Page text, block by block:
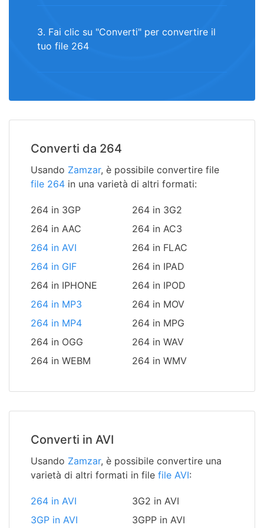
3. Fai clic su "Converti" per convertire il
tuo file 264
Converti da 264
Usando Zamzar, è possibile convertire file
file 264 in una varietà di altri formati:
264 in 3GP
264 in 3G2
264 in AAC
264 in AC3
264 in AVI
264 in FLAC
264 in GIF
264 in IPAD
264 in IPHONE
264 in IPOD
264 in MP3
264 in MOV
264 in MP4
264 in MPG
264 in OGG
264 in WAV
264 in WEBM
264 in WMV
Converti in AVI
Usando Zamzar, è possibile convertire una
varietà di altri formati in file file AVI:
264 in AVI
3G2 in AVI
3GP in AVI
3GPP in AVI